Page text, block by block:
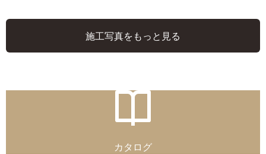
施工写真をもっと見る
カタログ